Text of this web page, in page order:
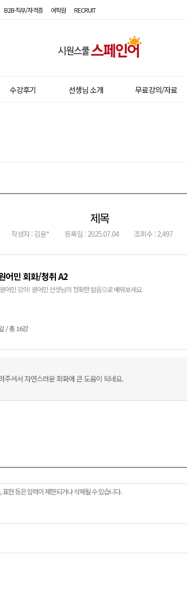
B2B·직무/자격증 어학원 RECRUIT
수강후기 선생님 소개 무료강의/자료
제목
작성자 : 김윤* 등록일 : 2025.07.04 조회수 : 2,497
어민 회화/청취 A2
어민 강의! 원어민 선생님의 정확한 발음으로 배워보세요
/ 총 16강
셔서 자연스러운 회화에 큰 도움이 되네요.